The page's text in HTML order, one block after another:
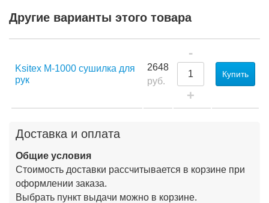
Другие варианты этого товара
Ksitex M-1000 сушилка для
рук
2648
руб.
-
+
Купить
Доставка и оплата
Общие условия
Стоимость доставки рассчитывается в корзине при
оформлении заказа.
Выбрать пункт выдачи можно в корзине.